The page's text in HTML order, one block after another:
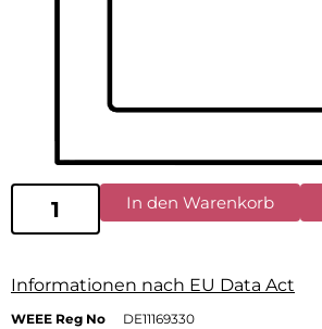
In den Warenkorb
Informationen nach EU Data Act
WEEE Reg No
DE11169330